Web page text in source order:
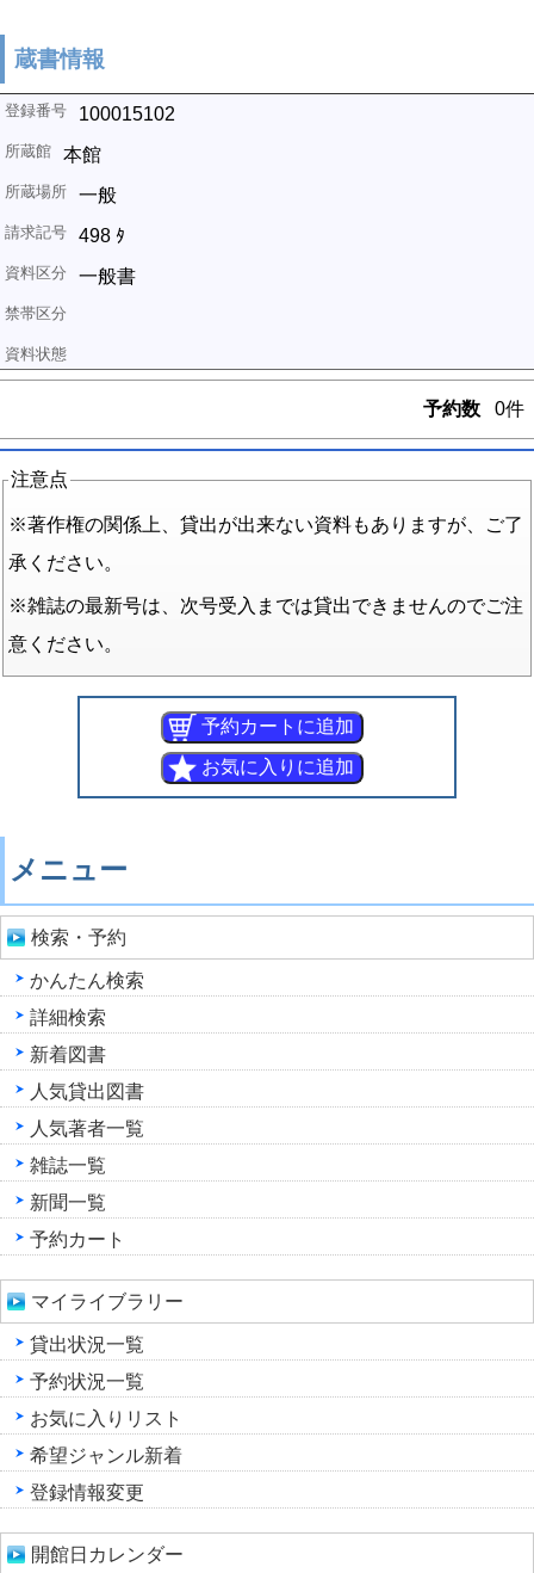
蔵書情報
100015102
本館
一般
498 ﾀ
一般書
予約数 0件
注意点
※著作権の関係上、貸出が出来ない資料もありますが、ご了
承ください。
※雑誌の最新号は、次号受入までは貸出できませんのでご注
意ください。
メニュー
検索・予約
かんたん検索
詳細検索
新着図書
人気貸出図書
人気著者一覧
雑誌一覧
新聞一覧
予約カート
マイライブラリー
貸出状況一覧
予約状況一覧
お気に入りリスト
希望ジャンル新着
登録情報変更
開館日カレンダー